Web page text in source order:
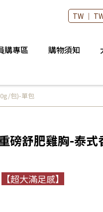
TW ｜
購專區 購物須知
包)-單包
磅舒肥雞胸-泰式
【超大滿足感】